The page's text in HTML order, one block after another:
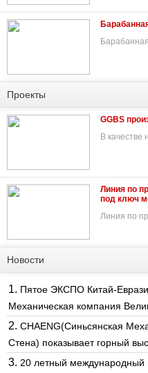
Проекты
GGBS
В качестве
Линия по
под ключ
Линия по
Новости
1. Пятое ЭКСПО Китай-
Механическая компания
2. CHAENG(Синьсянская
Стена) показывает горный
3. 20 летный международный